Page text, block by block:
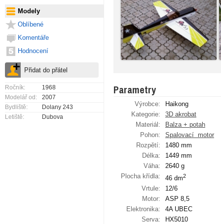
Modely
Oblíbené
Komentáře
Hodnocení
Ročník:
1968
Modelář od:
2007
Bydliště:
Dolany 243
Letiště:
Dubova
Parametry
Výrobce:
Haikong
Kategorie:
3D akrobat
Materiál:
Balza + potah
Pohon:
Spalovací ­ motor
Rozpětí:
1480 mm
Délka:
1449 mm
Váha:
2640 g
Plocha křídla:
46 dm2
Vrtule:
12/6
Motor:
ASP 8,5
Elektronika:
4A UBEC
Serva:
HX5010